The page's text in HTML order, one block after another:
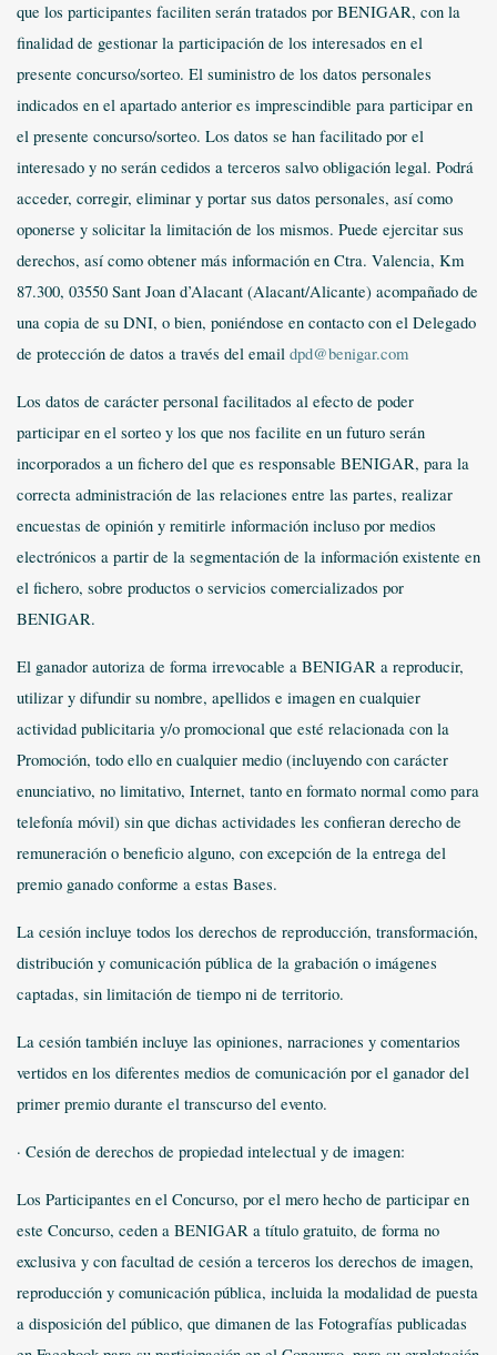
que los participantes faciliten serán tratados por BENIGAR, con la
finalidad de gestionar la participación de los interesados en el
presente concurso/sorteo. El suministro de los datos personales
indicados en el apartado anterior es imprescindible para participar en
el presente concurso/sorteo. Los datos se han facilitado por el
interesado y no serán cedidos a terceros salvo obligación legal. Podrá
acceder, corregir, eliminar y portar sus datos personales, así como
oponerse y solicitar la limitación de los mismos. Puede ejercitar sus
derechos, así como obtener más información en Ctra. Valencia, Km
87.300, 03550 Sant Joan d’Alacant (Alacant/Alicante) acompañado de
una copia de su DNI, o bien, poniéndose en contacto con el Delegado
de protección de datos a través del email dpd@benigar.com
Los datos de carácter personal facilitados al efecto de poder
participar en el sorteo y los que nos facilite en un futuro serán
incorporados a un fichero del que es responsable BENIGAR, para la
correcta administración de las relaciones entre las partes, realizar
encuestas de opinión y remitirle información incluso por medios
electrónicos a partir de la segmentación de la información existente en
el fichero, sobre productos o servicios comercializados por
BENIGAR.
El ganador autoriza de forma irrevocable a BENIGAR a reproducir,
utilizar y difundir su nombre, apellidos e imagen en cualquier
actividad publicitaria y/o promocional que esté relacionada con la
Promoción, todo ello en cualquier medio (incluyendo con carácter
enunciativo, no limitativo, Internet, tanto en formato normal como para
telefonía móvil) sin que dichas actividades les confieran derecho de
remuneración o beneficio alguno, con excepción de la entrega del
premio ganado conforme a estas Bases.
La cesión incluye todos los derechos de reproducción, transformación,
distribución y comunicación pública de la grabación o imágenes
captadas, sin limitación de tiempo ni de territorio.
La cesión también incluye las opiniones, narraciones y comentarios
vertidos en los diferentes medios de comunicación por el ganador del
primer premio durante el transcurso del evento.
· Cesión de derechos de propiedad intelectual y de imagen:
Los Participantes en el Concurso, por el mero hecho de participar en
este Concurso, ceden a BENIGAR a título gratuito, de forma no
exclusiva y con facultad de cesión a terceros los derechos de imagen,
reproducción y comunicación pública, incluida la modalidad de puesta
a disposición del público, que dimanen de las Fotografías publicadas